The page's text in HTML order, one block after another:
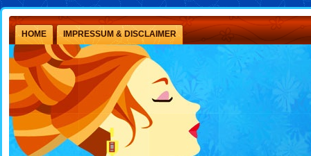
HOME IMPRESSUM & DISCLAIMER